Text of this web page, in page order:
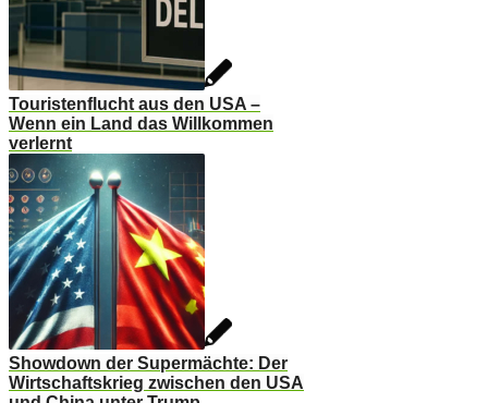
Touristenflucht aus den USA –
Wenn ein Land das Willkommen
verlernt
Showdown der Supermächte: Der
Wirtschaftskrieg zwischen den USA